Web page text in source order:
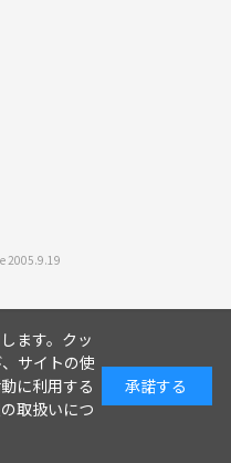
2005.9.19
ます。クッ
サイトの使
に利用する
取扱いにつ
承諾する